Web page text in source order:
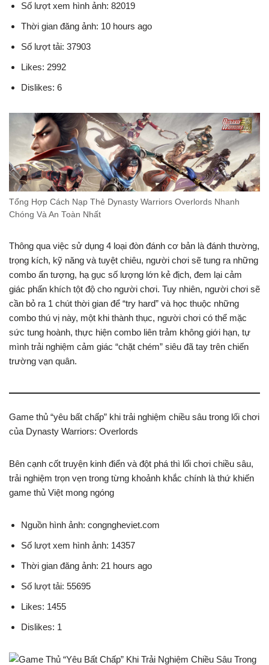
Số lượt xem hình ảnh: 82019
Thời gian đăng ảnh: 10 hours ago
Số lượt tải: 37903
Likes: 2992
Dislikes: 6
Tổng Hợp Cách Nạp Thẻ Dynasty Warriors Overlords Nhanh
Chóng Và An Toàn Nhất
Thông qua việc sử dụng 4 loại đòn đánh cơ bản là đánh thường,
trọng kích, kỹ năng và tuyệt chiêu, người chơi sẽ tung ra những
combo ấn tượng, hạ gục số lượng lớn kẻ địch, đem lại cảm
giác phấn khích tột độ cho người chơi. Tuy nhiên, người chơi sẽ
cần bỏ ra 1 chút thời gian để “try hard” và học thuộc những
combo thú vị này, một khi thành thục, người chơi có thể mặc
sức tung hoành, thực hiện combo liên trảm không giới hạn, tự
mình trải nghiệm cảm giác “chặt chém” siêu đã tay trên chiến
trường vạn quân.
Game thủ “yêu bất chấp” khi trải nghiệm chiều sâu trong lối chơi
của Dynasty Warriors: Overlords
Bên cạnh cốt truyện kinh điển và đột phá thì lối chơi chiều sâu,
trải nghiệm trọn vẹn trong từng khoảnh khắc chính là thứ khiến
game thủ Việt mong ngóng
Nguồn hình ảnh: congngheviet.com
Số lượt xem hình ảnh: 14357
Thời gian đăng ảnh: 21 hours ago
Số lượt tải: 55695
Likes: 1455
Dislikes: 1